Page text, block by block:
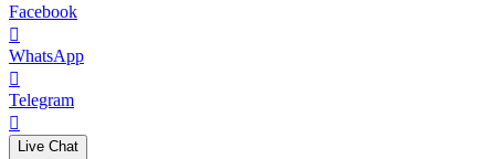
Facebook
WhatsApp
Telegram
Live Chat